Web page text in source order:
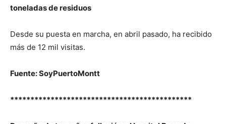
toneladas de residuos
Desde su puesta en marcha, en abril pasado, ha recibido
más de 12 mil visitas.
Fuente: SoyPuertoMontt
*********************************************